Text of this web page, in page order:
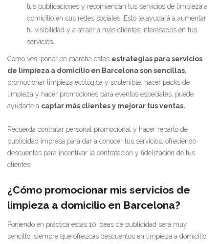
tus publicaciones y recomiendan tus servicios de limpieza a
domicilio en sus redes sociales. Esto te ayudará a aumentar
tu visibilidad y a atraer a más clientes interesados en tus
servicios.
Como ves, poner en marcha estas estrategias para servicios
de limpieza a domicilio en Barcelona son sencillas,
promocionar limpieza ecológica y sostenible, hacer packs de
limpieza y hacer promociones para eventos especiales, puede
ayudarte a captar más clientes y mejorar tus ventas.
Recuerda contratar personal promocional y hacer reparto de
publicidad impresa para dar a conocer tus servicios, ofreciendo
descuentos para incentivar la contratación y fidelización de tus
clientes.
¿Cómo promocionar mis servicios de
limpieza a domicilio en Barcelona?
Poniendo en práctica estas 10 ideas de publicidad será muy
sencillo, siempre que ofrezcas descuentos en limpieza a domicilio